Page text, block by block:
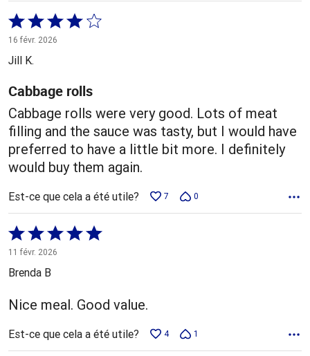
Coté
4 sur
5
16 févr. 2026
Jill K.
Cabbage rolls
Cabbage rolls were very good. Lots of meat
filling and the sauce was tasty, but I would have
preferred to have a little bit more. I definitely
would buy them again.
Est-ce que cela a été utile? 7 0
Coté
5 sur
5
11 févr. 2026
Brenda B
Nice meal. Good value.
Est-ce que cela a été utile? 4 1